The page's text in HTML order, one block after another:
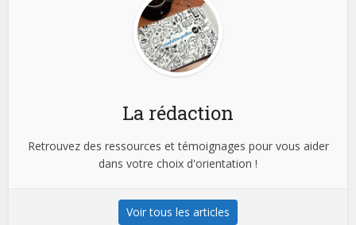
La rédaction
Retrouvez des ressources et témoignages pour vous aider
dans votre choix d'orientation !
Voir tous les articles